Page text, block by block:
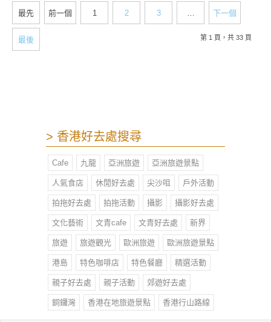
最先 前一個 1 2 3 … 下一個
最後 第 1 頁，共 33 頁
> 香港好去處搜尋
Cafe 九龍 亞洲旅遊 亞洲旅遊景點
人氣食店 休閒好去處 尖沙咀 戶外活動
拍拖好去處 拍拖活動 攝影 攝影好去處
文化藝術 文青cafe 文青好去處 新界
旅遊 旅遊觀光 歐洲旅遊 歐洲旅遊景點
港島 特色咖啡店 特色餐廳 精選活動
親子好去處 親子活動 郊遊好去處
銅鑼灣 香港在地旅遊景點 香港行山路線